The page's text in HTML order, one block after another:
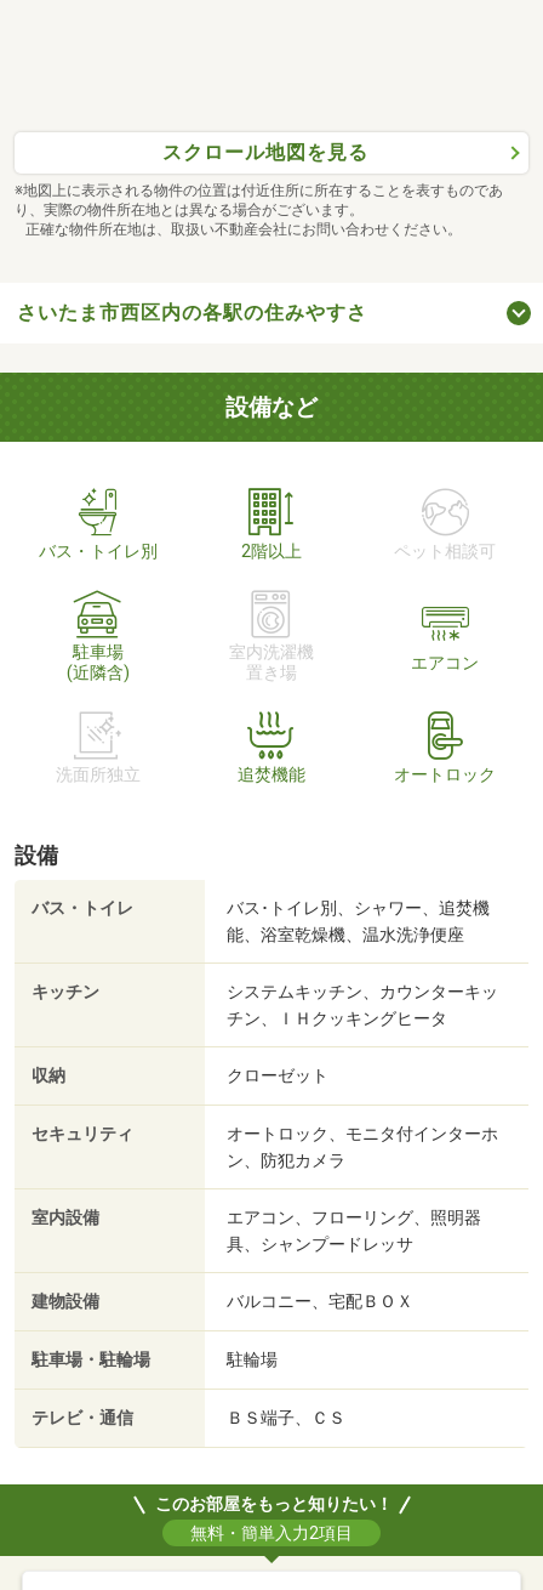
スクロール地図を見る
※地図上に表示される物件の位置は付近住所に所在することを表すものであ
り、実際の物件所在地とは異なる場合がございます。
正確な物件所在地は、取扱い不動産会社にお問い合わせください。
さいたま市西区内の各駅の住みやすさ
設備など
バス・トイレ別 2階以上 ペット相談可
駐車場
(近隣含)
室内洗濯機
置き場
エアコン
洗面所独立 追焚機能 オートロック
設備
バス・トイレ
バス･トイレ別、シャワー、追焚機
能、浴室乾燥機、温水洗浄便座
キッチン
システムキッチン、カウンターキッ
チン、ＩＨクッキングヒータ
収納 クローゼット
セキュリティ
オートロック、モニタ付インターホ
ン、防犯カメラ
室内設備
エアコン、フローリング、照明器
具、シャンプードレッサ
建物設備 バルコニー、宅配ＢＯＸ
駐車場・駐輪場 駐輪場
テレビ・通信 ＢＳ端子、ＣＳ
このお部屋をもっと知りたい！
無料・簡単入力2項目